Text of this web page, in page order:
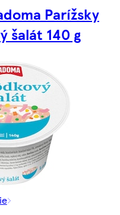
Parížsky
šalát 140 g